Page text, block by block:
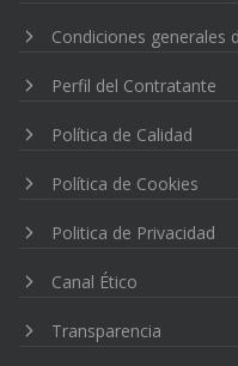
Condiciones generales
Perfil del Contratante
Política de Calidad
Política de Cookies
Politica de Privacidad
Canal Ético
Transparencia